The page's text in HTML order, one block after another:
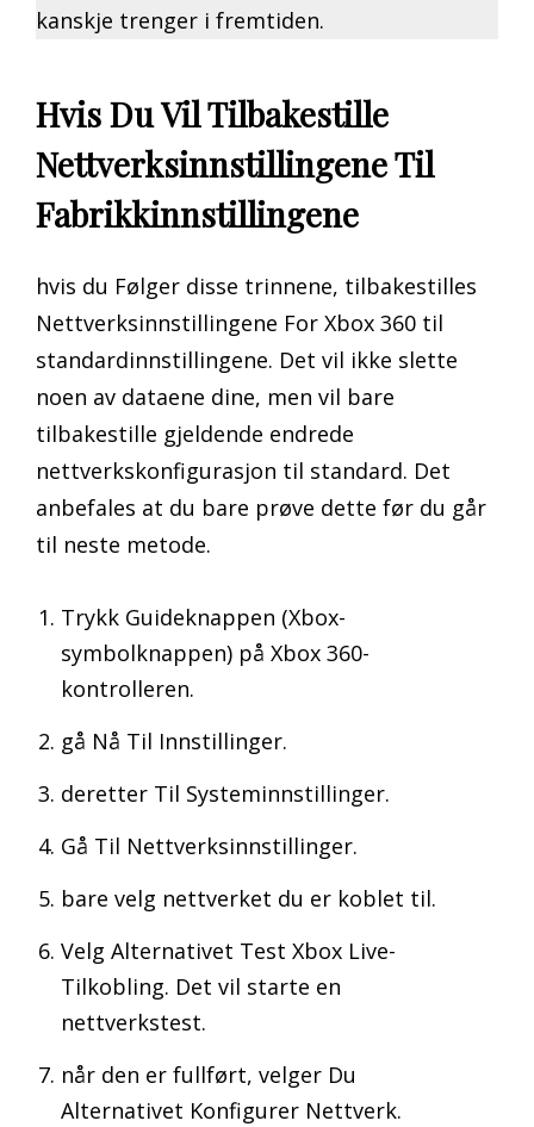
kanskje trenger i fremtiden.
Hvis Du Vil Tilbakestille
Nettverksinnstillingene Til
Fabrikkinnstillingene
hvis du Følger disse trinnene, tilbakestilles
Nettverksinnstillingene For Xbox 360 til
standardinnstillingene. Det vil ikke slette
noen av dataene dine, men vil bare
tilbakestille gjeldende endrede
nettverkskonfigurasjon til standard. Det
anbefales at du bare prøve dette før du går
til neste metode.
Trykk Guideknappen (Xbox-
symbolknappen) på Xbox 360-
kontrolleren.
gå Nå Til Innstillinger.
deretter Til Systeminnstillinger.
Gå Til Nettverksinnstillinger.
bare velg nettverket du er koblet til.
Velg Alternativet Test Xbox Live-
Tilkobling. Det vil starte en
nettverkstest.
når den er fullført, velger Du
Alternativet Konfigurer Nettverk.